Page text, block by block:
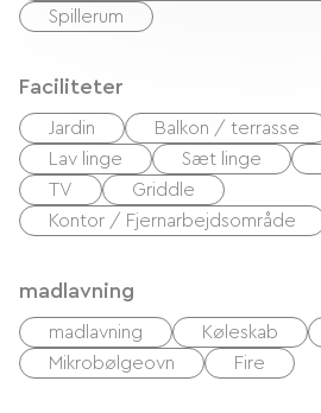
Spillerum
Faciliteter
Jardin Balkon / terrasse
Lav linge
Sæt linge
TV
Griddle
Kontor / Fjernarbejdsområde
madlavning
madlavning Køleskab
Mikrobølgeovn
Fire